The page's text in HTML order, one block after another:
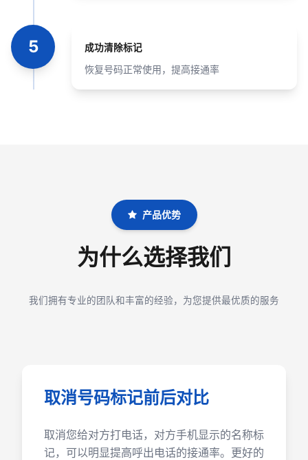
5 成功清除标记
恢复号码正常使用，提高接通率
产品优势
为什么选择我们
我们拥有专业的团队和丰富的经验，为您提供最优质的服务
取消号码标记前后对比
取消您给对方打电话，对方手机显示的名称标
记，可以明显提高呼出电话的接通率。更好的